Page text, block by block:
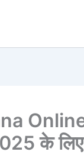
के लिए